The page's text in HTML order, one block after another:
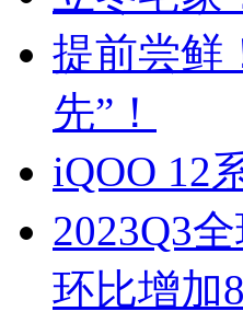
提前尝鲜
先”！
iQOO 12
2023Q3
环比增加